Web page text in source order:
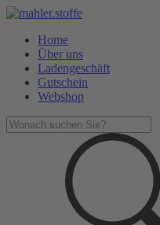
Home
Über uns
Ladengeschäft
Gutschein
Webshop